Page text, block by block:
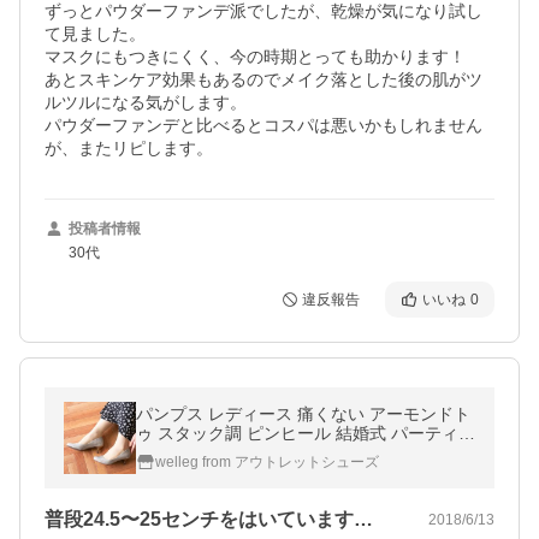
ずっとパウダーファンデ派でしたが、乾燥が気になり試し
て見ました。
マスクにもつきにくく、今の時期とっても助かります！
あとスキンケア効果もあるのでメイク落とした後の肌がツ
ルツルになる気がします。
パウダーファンデと比べるとコスパは悪いかもしれません
が、またリピします。
投稿者情報
30代
違反報告 いいね 0
パンプス レディース 痛くない アーモンドト
ゥ スタック調 ピンヒール 結婚式 パーティ
フォーマル 送料無料 在庫限り
welleg from アウトレットシューズ
普段24.5〜25センチをはいています… 2018/6/13